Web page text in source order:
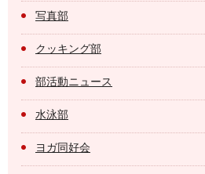
写真部
クッキング部
部活動ニュース
水泳部
ヨガ同好会